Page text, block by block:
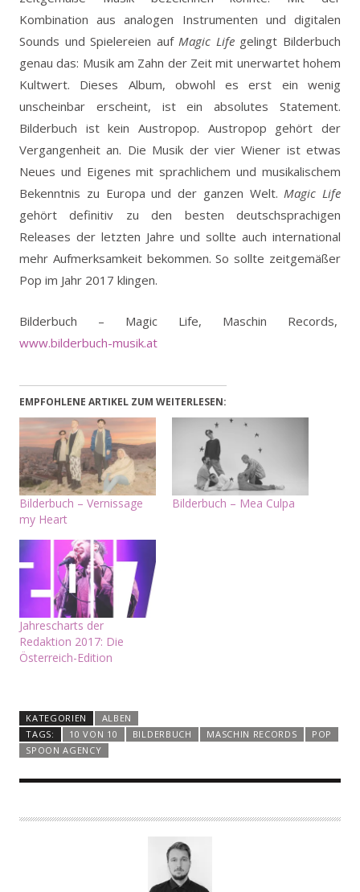
Kombination aus analogen Instrumenten und digitalen
Sounds und Spielereien auf Magic Lifegelingt Bilderbuch
genau das: Musik am Zahn der Zeit mit unerwartet hohem
Kultwert. Dieses Album, obwohl es erst ein wenig
unscheinbar erscheint, ist ein absolutes Statement.
Bilderbuch ist kein Austropop. Austropop gehört der
Vergangenheit an. Die Musik der vier Wiener ist etwas
Neues und Eigenes mit sprachlichem und musikalischem
Bekenntnis zu Europa und der ganzen Welt. Magic Life
gehört definitiv zu den besten deutschsprachigen
Releases der letzten Jahre und sollte auch international
mehr Aufmerksamkeit bekommen. So sollte zeitgemäßer
Pop im Jahr 2017 klingen.
Bilderbuch – Magic Life, Maschin Records,
www.bilderbuch-musik.at
EMPFOHLENE ARTIKEL ZUM WEITERLESEN:
Bilderbuch – Vernissage
my Heart
Bilderbuch – Mea Culpa
Jahrescharts der
Redaktion 2017: Die
Österreich-Edition
KATEGORIEN
ALBEN
TAGS:
10 VON 10 BILDERBUCH MASCHIN RECORDS
POP
SPOON AGENCY